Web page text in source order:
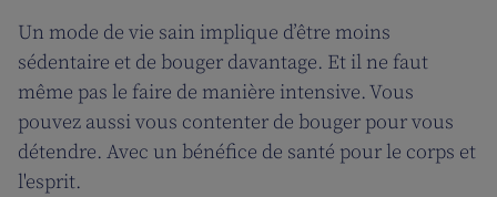
Un mode de vie sain implique d’être moins
sédentaire et de bouger davantage. Et il ne faut
même pas le faire de manière intensive. Vous
pouvez aussi vous contenter de bouger pour vous
détendre. Avec un bénéfice de santé pour le corps et
l'esprit.